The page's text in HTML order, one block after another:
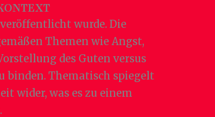
wurde. Die
Themen wie Angst,
des Guten versus
binden. Thematisch spiegelt
wider, was es zu einem